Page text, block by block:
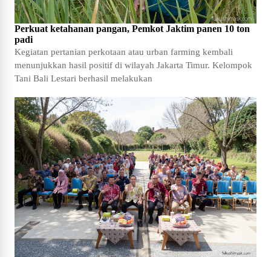
Perkuat ketahanan pangan, Pemkot Jaktim panen 10 ton
padi
Kegiatan pertanian perkotaan atau urban farming kembali
menunjukkan hasil positif di wilayah Jakarta Timur. Kelompok
Tani Bali Lestari berhasil melakukan